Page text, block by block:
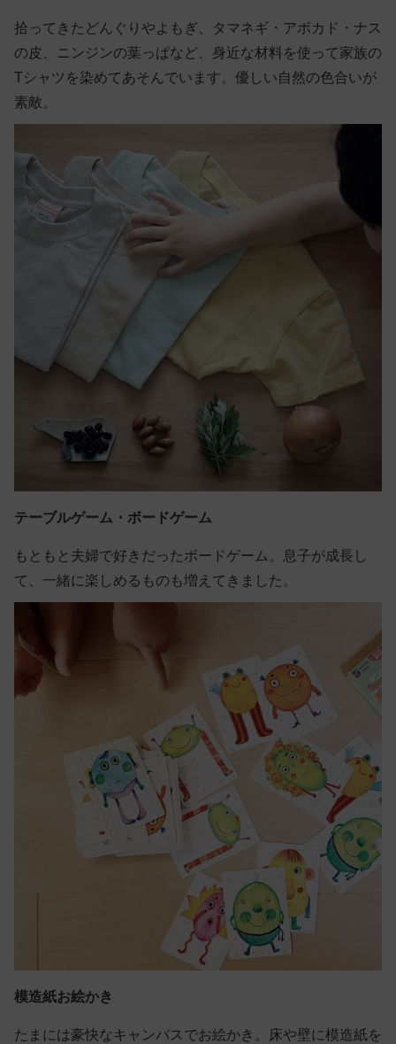
拾ってきたどんぐりやよもぎ、タマネギ・アボカド・ナス
の皮、ニンジンの葉っぱなど、身近な材料を使って家族の
Tシャツを染めてあそんでいます。優しい自然の色合いが
素敵。
テーブルゲーム・ボードゲーム
もともと夫婦で好きだったボードゲーム。息子が成長し
て、一緒に楽しめるものも増えてきました。
模造紙お絵かき
たまには豪快なキャンバスでお絵かき。床や壁に模造紙を